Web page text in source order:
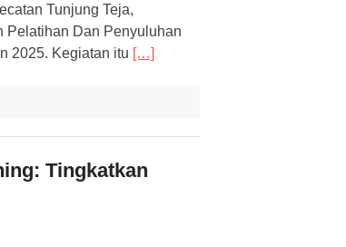
Tunjung Teja,
Pelatihan Dan Penyuluhan
2025. Kegiatan itu […]
Tingkatkan